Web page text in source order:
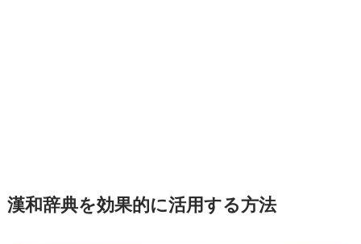
漢和辞典を効果的に活用する方法